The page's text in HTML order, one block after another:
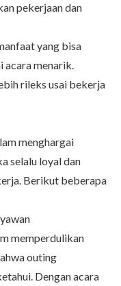
pekerjaan dan
yang bisa
acara menarik.
rileks usai bekerja
menghargai
selalu loyal dan
Berikut beberapa
memperdulikan
outing
Dengan acara